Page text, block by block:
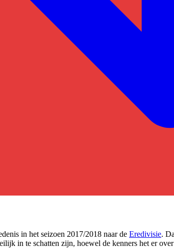
in het seizoen 2017/2018 naar de Eredivisie.
in te schatten zijn, hoewel de kenners het er